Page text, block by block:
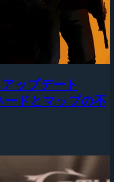
アップデート
ードとマップの不